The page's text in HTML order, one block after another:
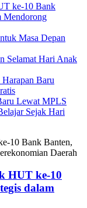
ke-10 Bank
Mendorong
Masa Depan
Selamat Hari Anak
Baru
Lewat MPLS
Sejak Hari
HUT ke-10
dalam